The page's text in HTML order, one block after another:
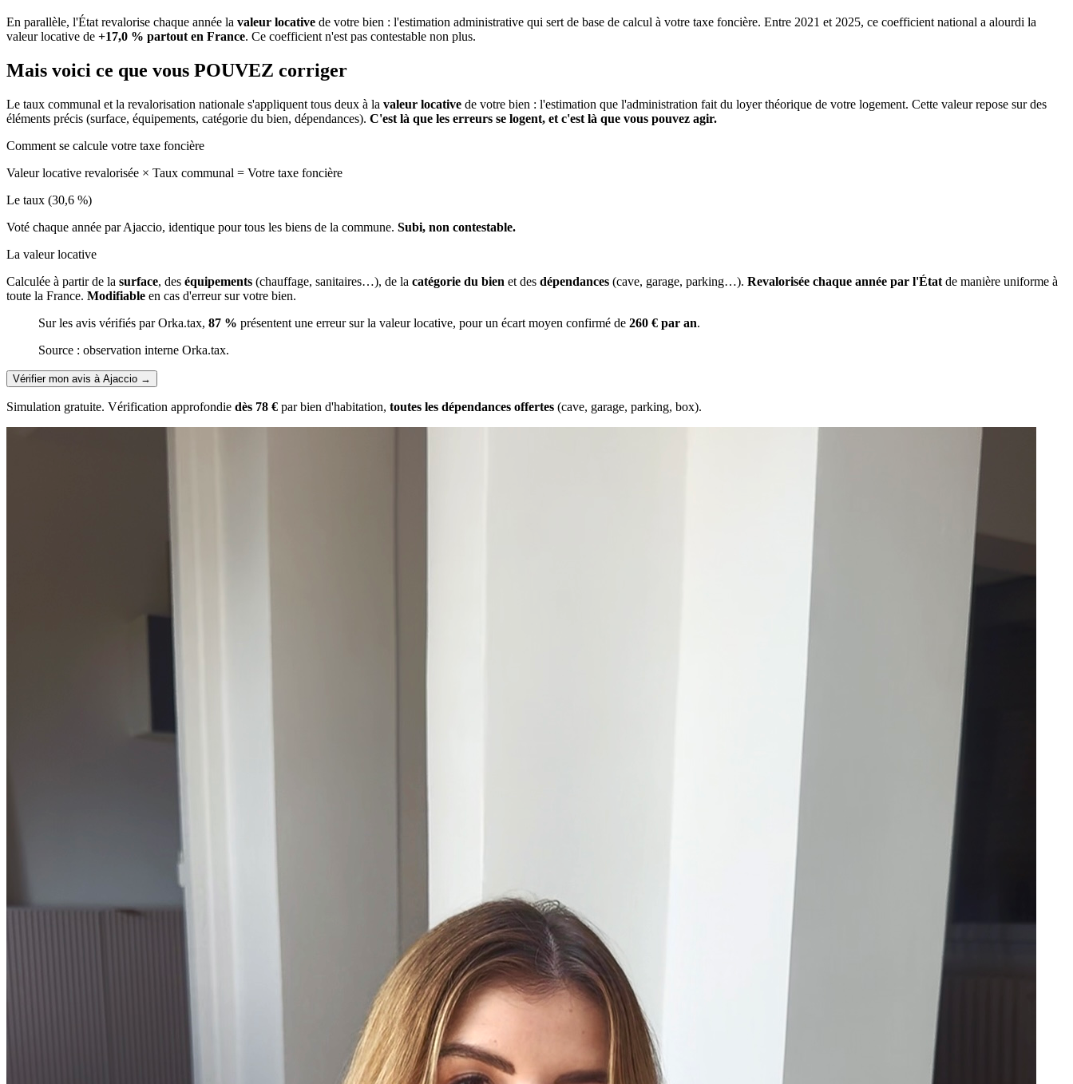
En parallèle, l'État revalorise chaque année la valeur locative de votre bien : l'estimation administrative qui sert de base de calcul à votre taxe foncière. Entre 2021 et 2025, ce coefficient national a alourdi la
valeur locative de +17,0 % partout en France. Ce coefficient n'est pas contestable non plus.
Mais voici ce que vous POUVEZ corriger
Le taux communal et la revalorisation nationale s'appliquent tous deux à la valeur locative de votre bien : l'estimation que l'administration fait du loyer théorique de votre logement. Cette valeur repose sur des
éléments précis (surface, équipements, catégorie du bien, dépendances). C'est là que les erreurs se logent, et c'est là que vous pouvez agir.
Comment se calcule votre taxe foncière
Valeur locative revalorisée × Taux communal = Votre taxe foncière
Le taux (30,6 %)
Voté chaque année par Ajaccio, identique pour tous les biens de la commune. Subi, non contestable.
La valeur locative
Calculée à partir de la surface, des équipements (chauffage, sanitaires…), de la catégorie du bien et des dépendances (cave, garage, parking…). Revalorisée chaque année par l'État de manière uniforme à
toute la France. Modifiable en cas d'erreur sur votre bien.
Sur les avis vérifiés par Orka.tax, 87 % présentent une erreur sur la valeur locative, pour un écart moyen confirmé de 260 € par an.
Source : observation interne Orka.tax.
Vérifier mon avis à Ajaccio →
Simulation gratuite. Vérification approfondie dès 78 € par bien d'habitation, toutes les dépendances offertes (cave, garage, parking, box).